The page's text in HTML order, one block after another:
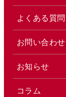
よくある質問
お問い合わせ
お知らせ
コラム